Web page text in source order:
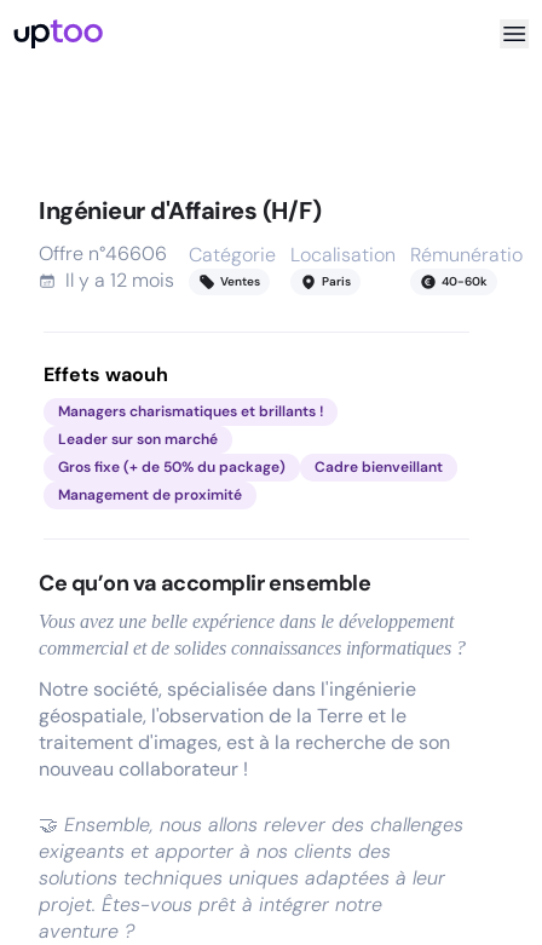
Ingénieur d'Affaires (H/F)
Offre n°46606
Il y a 12 mois
Catégorie
Ventes
Localisation
Paris
Rémunération
40-60k
Effets waouh
Managers charismatiques et brillants !
Leader sur son marché
Gros fixe (+ de 50% du package)
Cadre bienveillant
Management de proximité
Ce qu’on va accomplir ensemble
Vous avez une belle expérience dans le développement
commercial et de solides connaissances informatiques ?
Notre société, spécialisée dans l'ingénierie
géospatiale, l'observation de la Terre et le
traitement d'images, est à la recherche de son
nouveau collaborateur !
🤝 Ensemble, nous allons relever des challenges
exigeants et apporter à nos clients des
solutions techniques uniques adaptées à leur
projet. Êtes-vous prêt à intégrer notre
aventure ?